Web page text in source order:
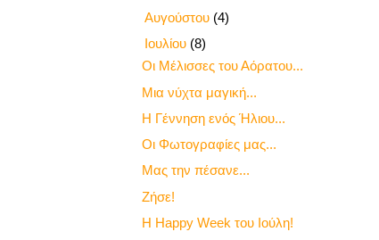
Αυγούστου (4)
Ιουλίου (8)
Οι Μέλισσες του Αόρατου...
Μια νύχτα μαγική...
Η Γέννηση ενός Ήλιου...
Οι Φωτογραφίες μας...
Μας την πέσανε...
Ζήσε!
Η Happy Week του Ιούλη!